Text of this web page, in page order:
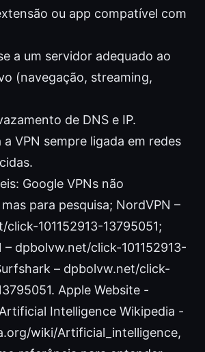
ou app compatível com
a um servidor adequado ao
(navegação, streaming,
de DNS e IP.
VPN sempre ligada em redes
Google VPNs não
para pesquisa; NordVPN –
101152913-13795051;
– dpbolvw.net/click-101152913-
– dpbolvw.net/click-
Apple Website -
Intelligence Wikipedia -
wiki/Artificial_intelligence,